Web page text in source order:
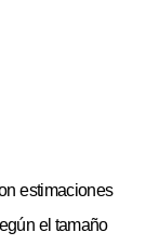
estimaciones
el tamaño